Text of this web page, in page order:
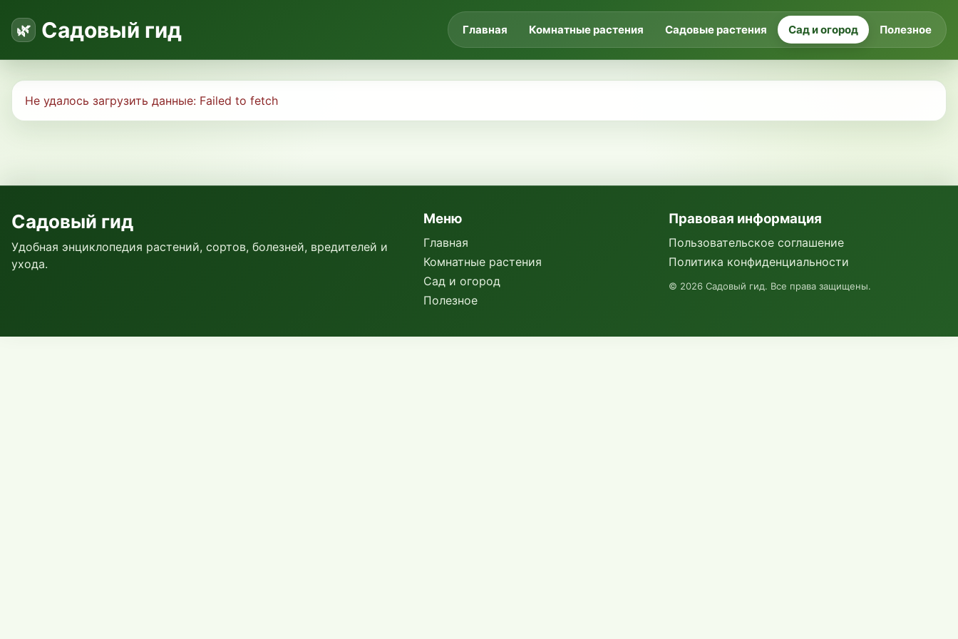
Садовый гид Главная Комнатные растения Садовые растения Сад и огород Полезное
Не удалось загрузить данные: Failed to fetch
Садовый гид
Удобная энциклопедия растений, сортов, болезней, вредителей и
ухода.
Меню
Главная
Комнатные растения
Сад и огород
Полезное
Правовая информация
Пользовательское соглашение
Политика конфиденциальности
© 2026 Садовый гид. Все права защищены.